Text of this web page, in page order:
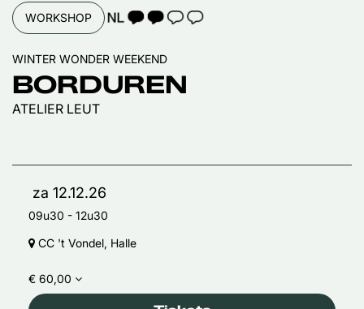
WORKSHOP TAALICOON 2
BORDUREN
ATELIER LEUT
WINTER WONDER WEEKEND
za 12.12.26
09u30 - 12u30
CC 't Vondel, Halle
€ 60,00